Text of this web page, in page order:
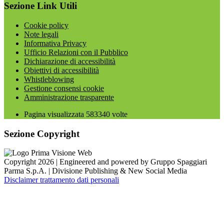
Sezione Link Utili
Cookie policy
Note legali
Informativa Privacy
Ufficio Relazioni con il Pubblico
Dichiarazione di accessibilità
Obiettivi di accessibilità
Whistleblowing
Gestione consensi cookie
Amministrazione trasparente
Pagina visualizzata 583340 volte
Sezione Copyright
Copyright 2026 | Engineered and powered by Gruppo Spaggiari
Parma S.p.A. | Divisione Publishing & New Social Media
Disclaimer trattamento dati personali